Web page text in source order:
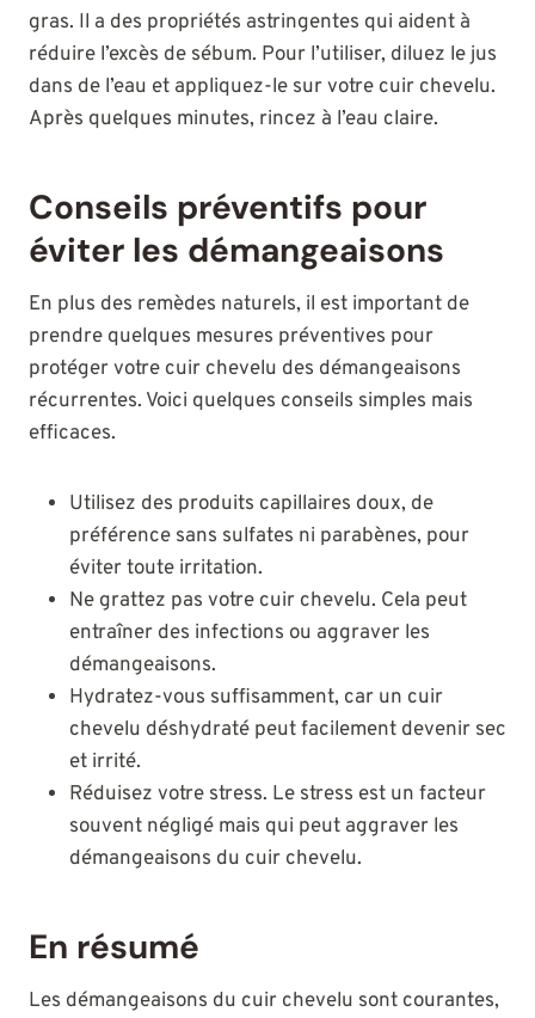
gras. Il a des propriétés astringentes qui aident à
réduire l’excès de sébum. Pour l’utiliser, diluez le jus
dans de l’eau et appliquez-le sur votre cuir chevelu.
Après quelques minutes, rincez à l’eau claire.
Conseils préventifs pour
éviter les démangeaisons
En plus des remèdes naturels, il est important de
prendre quelques mesures préventives pour
protéger votre cuir chevelu des démangeaisons
récurrentes. Voici quelques conseils simples mais
efficaces.
Utilisez des produits capillaires doux, de
préférence sans sulfates ni parabènes, pour
éviter toute irritation.
Ne grattez pas votre cuir chevelu. Cela peut
entraîner des infections ou aggraver les
démangeaisons.
Hydratez-vous suffisamment, car un cuir
chevelu déshydraté peut facilement devenir sec
et irrité.
Réduisez votre stress. Le stress est un facteur
souvent négligé mais qui peut aggraver les
démangeaisons du cuir chevelu.
En résumé
Les démangeaisons du cuir chevelu sont courantes,